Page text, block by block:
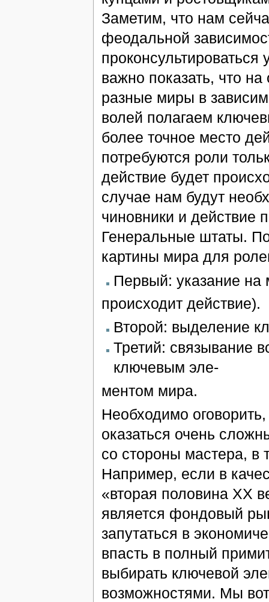
Заметим, что нам
феодальной
важно показать, что
разные миры в
волей полагаем
более точное место
потребуются роли
действие будет
случае нам будут
чиновники и действие
Генеральные штаты.
картины мира для
Первый: указание на
происходит действие).
Второй: выделение
Третий: связывание
ключевым эле-
ментом мира.
Необходимо
оказаться очень
со стороны мастера, в
Например, если в
«вторая половина XX
является фондовый
запутаться в
впасть в полный
выбирать ключевой
возможностями. Мы